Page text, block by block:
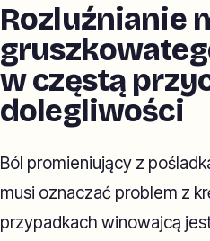
Rozluźnianie
w częstą
dolegliwości
Ból promieniujący z
musi oznaczać problem z
przypadkach winowajcą